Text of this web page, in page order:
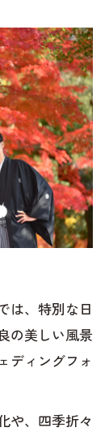
は、特別な日
の美しい風景
ディングフォ
や、四季折々